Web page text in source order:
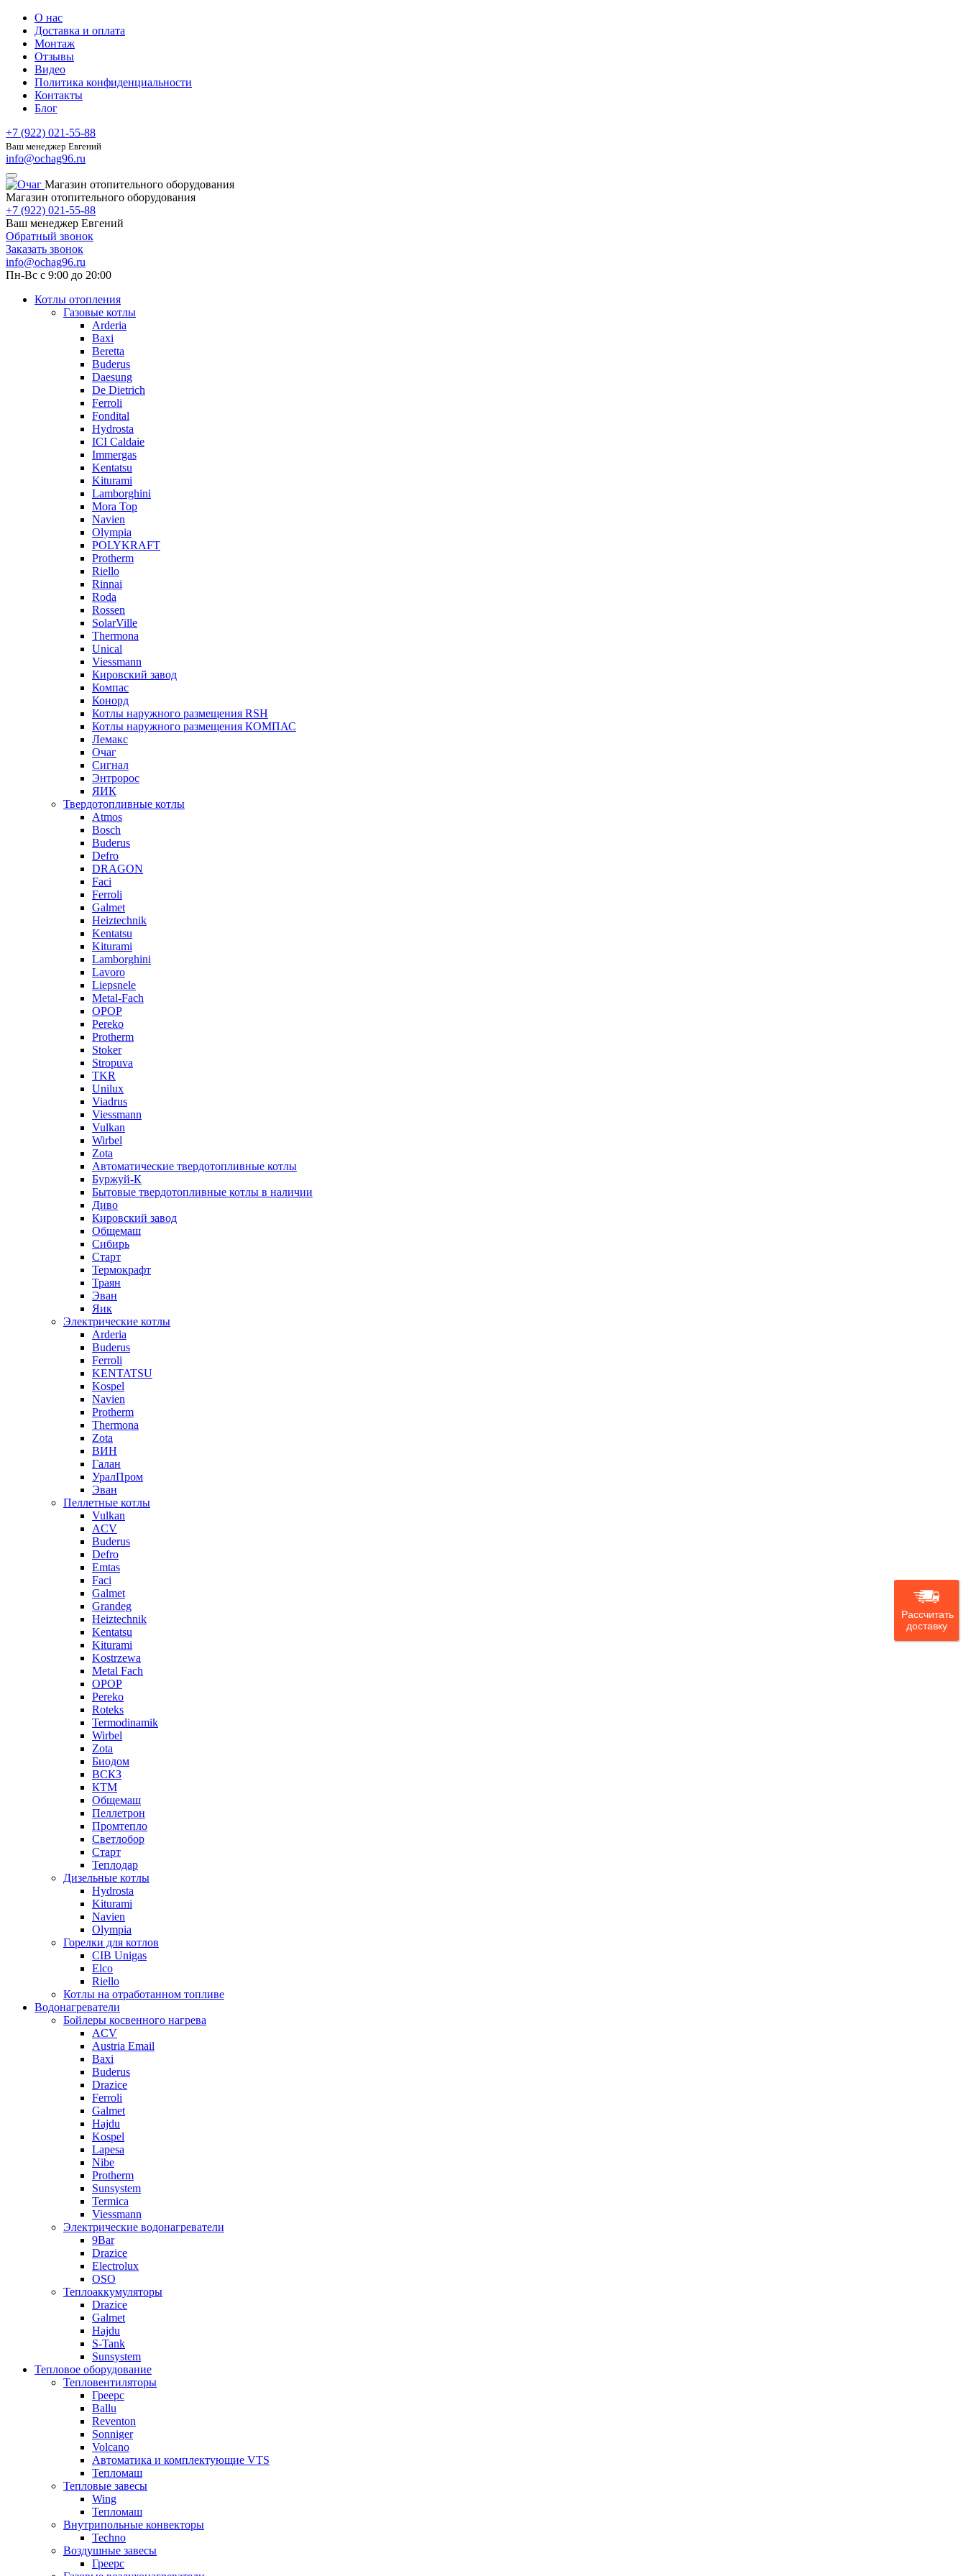
О нас
Доставка и оплата
Монтаж
Отзывы
Видео
Политика конфиденциальности
Контакты
Блог
+7 (922) 021-55-88
Ваш менеджер Евгений
info@ochag96.ru
Магазин отопительного оборудования
Магазин отопительного оборудования
+7 (922) 021-55-88
Ваш менеджер Евгений
Обратный звонок
Заказать звонок
info@ochag96.ru
Пн-Вс с 9:00 до 20:00
Котлы отопления
Газовые котлы
Arderia
Baxi
Beretta
Buderus
Daesung
De Dietrich
Ferroli
Fondital
Hydrosta
ICI Caldaie
Immergas
Kentatsu
Kiturami
Lamborghini
Mora Top
Navien
Olympia
POLYKRAFT
Protherm
Riello
Rinnai
Roda
Rossen
SolarVille
Thermona
Unical
Viessmann
Кировский завод
Компас
Конорд
Котлы наружного размещения RSH
Котлы наружного размещения КОМПАС
Лемакс
Очаг
Сигнал
Энтророс
ЯИК
Твердотопливные котлы
Atmos
Bosch
Buderus
Defro
DRAGON
Faci
Ferroli
Galmet
Heiztechnik
Kentatsu
Kiturami
Lamborghini
Lavoro
Liepsnele
Metal-Fach
OPOP
Pereko
Protherm
Stoker
Stropuva
TKR
Unilux
Viadrus
Viessmann
Vulkan
Wirbel
Zota
Автоматические твердотопливные котлы
Буржуй-К
Бытовые твердотопливные котлы в наличии
Диво
Кировский завод
Общемаш
Сибирь
Старт
Термокрафт
Траян
Эван
Яик
Электрические котлы
Arderia
Buderus
Ferroli
KENTATSU
Kospel
Navien
Protherm
Thermona
Zota
ВИН
Галан
УралПром
Эван
Пеллетные котлы
Vulkan
ACV
Buderus
Defro
Emtas
Faci
Galmet
Grandeg
Heiztechnik
Kentatsu
Kiturami
Kostrzewa
Metal Fach
OPOP
Pereko
Roteks
Termodinamik
Wirbel
Zota
Биодом
ВСКЗ
КТМ
Общемаш
Пеллетрон
Промтепло
Светлобор
Старт
Теплодар
Дизельные котлы
Hydrosta
Kiturami
Navien
Olympia
Горелки для котлов
CIB Unigas
Elco
Riello
Котлы на отработанном топливе
Водонагреватели
Бойлеры косвенного нагрева
ACV
Austria Email
Baxi
Buderus
Drazice
Ferroli
Galmet
Hajdu
Kospel
Lapesa
Nibe
Protherm
Sunsystem
Termica
Viessmann
Электрические водонагреватели
9Bar
Drazice
Electrolux
OSO
Теплоаккумуляторы
Drazice
Galmet
Hajdu
S-Tank
Sunsystem
Тепловое оборудование
Тепловентиляторы
Греерс
Ballu
Reventon
Sonniger
Volcano
Автоматика и комплектующие VTS
Тепломаш
Тепловые завесы
Wing
Тепломаш
Внутрипольные конвекторы
Techno
Воздушные завесы
Греерс
Рассчитать
доставку